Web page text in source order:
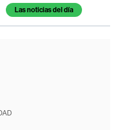
Las noticias del día